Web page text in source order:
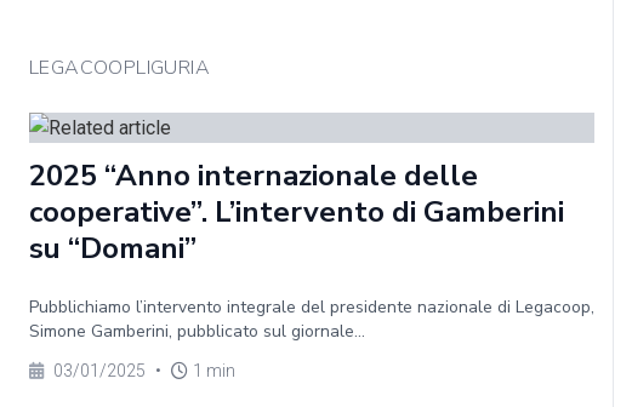
LEGACOOPLIGURIA
2025 “Anno internazionale delle
cooperative”. L’intervento di Gamberini
su “Domani”
Pubblichiamo l’intervento integrale del presidente nazionale di Legacoop,
Simone Gamberini, pubblicato sul giornale...
03/01/2025 • 1 min